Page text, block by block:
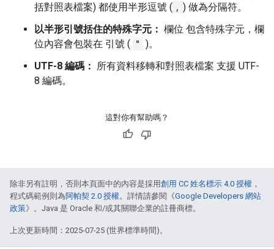
括對照表檔案) 都使用半形逗號 ( , ) 做為分隔符。
以半形引號括住的特殊字元： 欄位 包含特殊字元，欄
位內容會包裝在 引號 ( " )。
UTF-8 編碼： 所有資料移轉和對照表檔案 支援 UTF-
8 編碼。
這對你有幫助嗎？
除非另有註明，否則本頁面中的內容是採用創用 CC 姓名標示 4.0 授權 ，
程式碼範例則為阿帕契 2.0 授權。詳情請參閱《Google Developers 網站
政策》。Java 是 Oracle 和/或其關聯企業的註冊商標。
上次更新時間：2025-07-25 (世界標準時間)。